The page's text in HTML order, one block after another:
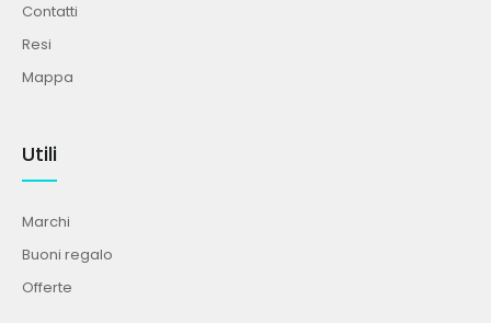
Contatti
Resi
Mappa
Utili
Marchi
Buoni regalo
Offerte